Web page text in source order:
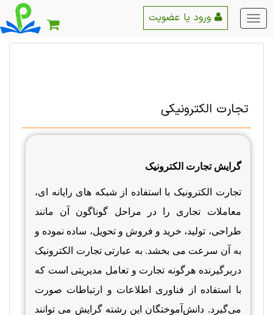
منو
اصلی
تجارت الکترونیکی
گرایش تجارت الکترونیک
تجارت الکترونیک با استفاده از شبکه های رایانه ای،
معاملات تجاری را در مراحل گوناگون آن مانند
طراحی، تولید، خرید و فروش و تحویل، ساده نموده و
به آن سرعت می بخشد. به عبارتی تجارت الکترونیک
دربرگیرنده هرگونه تجارت و تعامل مدیریتی است که
با استفاده از فناوری اطلاعات و ارتباطات صورت
می‌گیرد. دانش‌آموختگان این رشته گرایش می توانند